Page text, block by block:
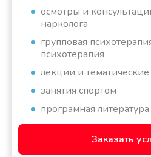
осмотры и
нарколога
групповая
психотерапия
лекции и
занятия спортом
програмная литература
Заказать